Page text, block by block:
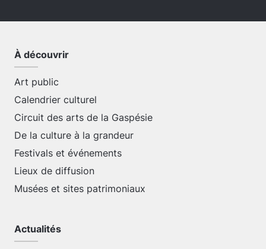
À découvrir
Art public
Calendrier culturel
Circuit des arts de la Gaspésie
De la culture à la grandeur
Festivals et événements
Lieux de diffusion
Musées et sites patrimoniaux
Actualités